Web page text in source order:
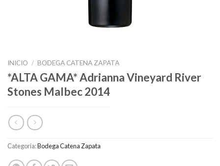
INICIO / BODEGA CATENA ZAPATA
*ALTA GAMA* Adrianna Vineyard River
Stones Malbec 2014
Categoría:Bodega Catena Zapata